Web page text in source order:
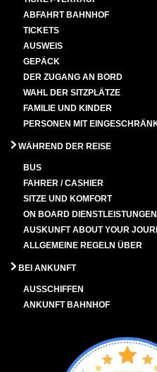
ABFAHRT BAHNHOF
TICKETS
AUSWEIS
GEPÄCK
DER ZUGANG AN BORD
WAHL DER SITZPLÄTZE
FAMILIE UND KINDER
PERSONEN MIT
WÄHREND DER REISE
BUS
FAHRER / CASHIER
SITZE UND KOMFORT
ON BOARD DIENSTLEISTUNGEN
AUSKUNFT ABOUT YOUR
ALLGEMEINE REGELN ÜBER
BEI ANKUNFT
AUSSCHIFFEN
ANKUNFT BAHNHOF